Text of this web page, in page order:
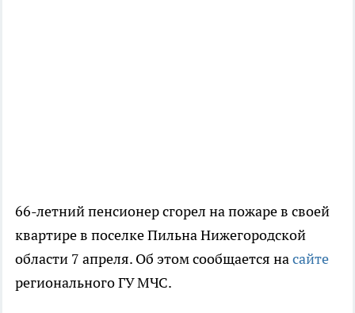
66-летний пенсионер сгорел на пожаре в своей
квартире в поселке Пильна Нижегородской
области 7 апреля. Об этом сообщается насайте
регионального ГУ МЧС.